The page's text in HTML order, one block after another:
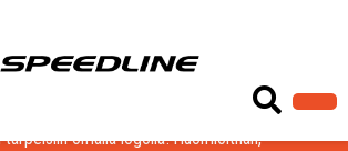
tuotteet yrityksesi, seurasi tai
omalla logolla! Huomioithan,